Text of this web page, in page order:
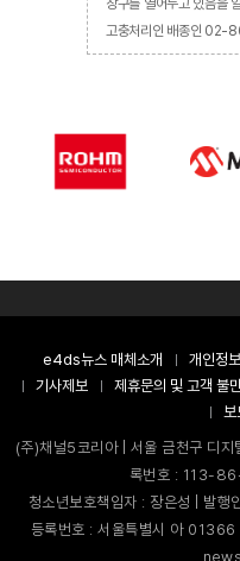
창구를 열어두고 있음을
고충처리인 배종인
e4ds뉴스 매체소개 개인정
기사제보
제휴문의 및 고객 불
보
(주)채널5코리아 | 서울 금천구 디
록번호 : 113-
청소년보호책임자 : 장은성 | 발
등록번호 : 서울특별시 아